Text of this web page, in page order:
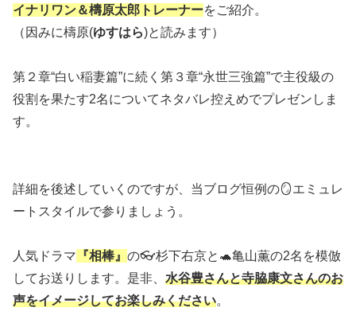
イナリワン＆檮原太郎トレーナーをご紹介。
（因みに檮原(ゆすはら)と読みます）
第２章“白い稲妻篇”に続く第３章“永世三強篇”で主役級の
役割を果たす2名についてネタバレ控えめでプレゼンしま
す。
詳細を後述していくのですが、当ブログ恒例の🪞エミュレ
ートスタイルで参りましょう。
人気ドラマ 『相棒』 の👓杉下右京と🐢亀山薫の2名を模倣
してお送りします。是非、 水谷豊さんと寺脇康文さんのお
声をイメージしてお楽しみください。